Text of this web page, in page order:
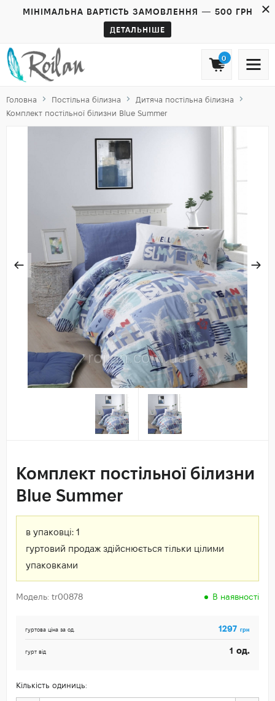
МІНІМАЛЬНА ВАРТІСТЬ ЗАМОВЛЕННЯ — 500 ГРН
ДЕТАЛЬНІШЕ
0
Головна Постільна білизна
Дитяча постільна білизна
Комплект постільної білизни Blue Summer
Комплект постільної білизни
Blue Summer
в упаковці: 1
гуртовий продаж здійснюється тільки цілими
упаковками
Модель: tr00878 В наявності
гуртова ціна за од. 1297 грн
гурт від 1 од.
Кількість одиниць: